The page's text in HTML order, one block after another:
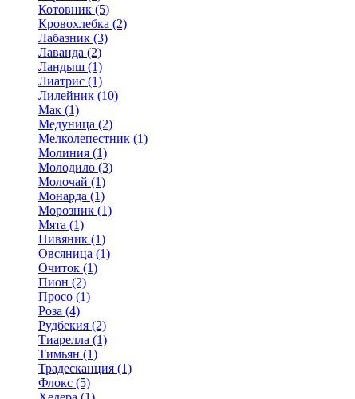
Котовник (5)
Кровохлебка (2)
Лабазник (3)
Лаванда (2)
Ландыш (1)
Лиатрис (1)
Лилейник (10)
Мак (1)
Медуница (2)
Мелколепестник (1)
Молиния (1)
Молодило (3)
Молочай (1)
Монарда (1)
Морозник (1)
Мята (1)
Нивяник (1)
Овсяница (1)
Очиток (1)
Пион (2)
Просо (1)
Роза (4)
Рудбекия (2)
Тиарелла (1)
Тимьян (1)
Традесканция (1)
Флокс (5)